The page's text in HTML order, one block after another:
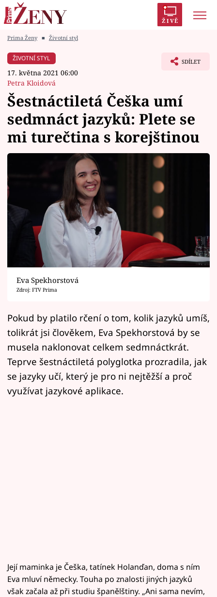
ŽIVĚ
Módní alarm
Témata
Celebrity
Vztahy
Horoskopy
Sledujte prima+
Filmový festival Karlovy Vary
Pořady
Mámy sobě
Přihlášení
Sledujte nás
Prima Ženy ■ Životní styl
ŽIVOTNÍ STYL
17. května 2021 06:00
Petra Kloidová
SDÍLET
Šestnáctiletá Češka umí
sedmnáct jazyků: Plete se
mi turečtina s korejštinou
Eva Spekhorstová
Zdroj: FTV Prima
Pokud by platilo rčení o tom, kolik jazyků umíš,
tolikrát jsi člověkem, Eva Spekhorstová by se
musela naklonovat celkem sedmnáctkrát.
Teprve šestnáctiletá polyglotka prozradila, jak
se jazyky učí, který je pro ni nejtěžší a proč
využívat jazykové aplikace.
Její maminka je Češka, tatínek Holanďan, doma s ním
Eva mluví německy. Touha po znalosti jiných jazyků
však začala až při studiu španělštiny. „Ani sama nevím,